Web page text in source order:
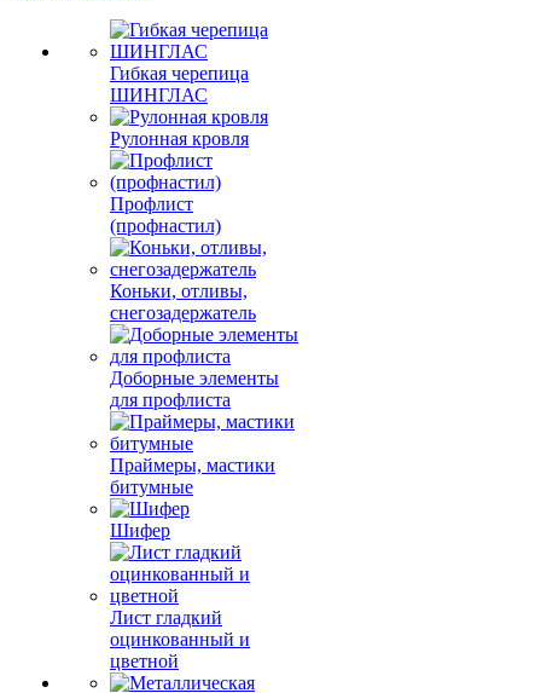
Гибкая черепица
ШИНГЛАС
Рулонная кровля
Профлист
(профнастил)
Коньки, отливы,
снегозадержатель
Доборные элементы
для профлиста
Праймеры, мастики
битумные
Шифер
Лист гладкий
оцинкованный и
цветной